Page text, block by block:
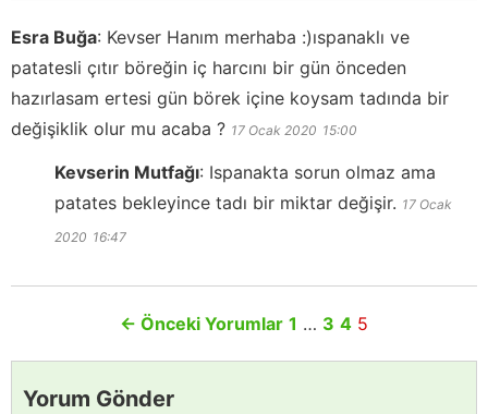
Esra Buğa: Kevser Hanım merhaba :)ıspanaklı ve
patatesli çıtır böreğin iç harcını bir gün önceden
hazırlasam ertesi gün börek içine koysam tadında bir
değişiklik olur mu acaba ? 17 Ocak 2020 15:00
Kevserin Mutfağı: Ispanakta sorun olmaz ama
patates bekleyince tadı bir miktar değişir. 17 Ocak
2020 16:47
← Önceki Yorumlar 1 … 3 4 5
Yorum Gönder